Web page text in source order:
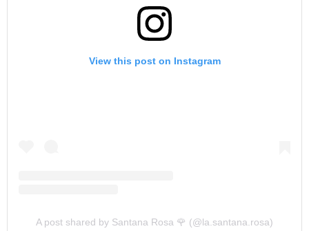
View this post on Instagram
A post shared by Santana Rosa 🌹 (@la.santana.rosa)